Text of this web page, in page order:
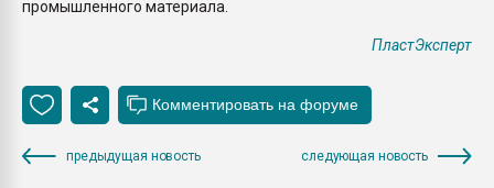
промышленного материала.
ПластЭксперт
предыдущая новость следующая новость